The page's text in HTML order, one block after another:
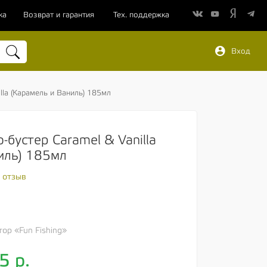
Возврат и гарантия Тех. поддержка
Вход
(Карамель и Ваниль) 185мл
бустер Caramel & Vanilla
185мл
отзыв
«Fun Fishing»
р.